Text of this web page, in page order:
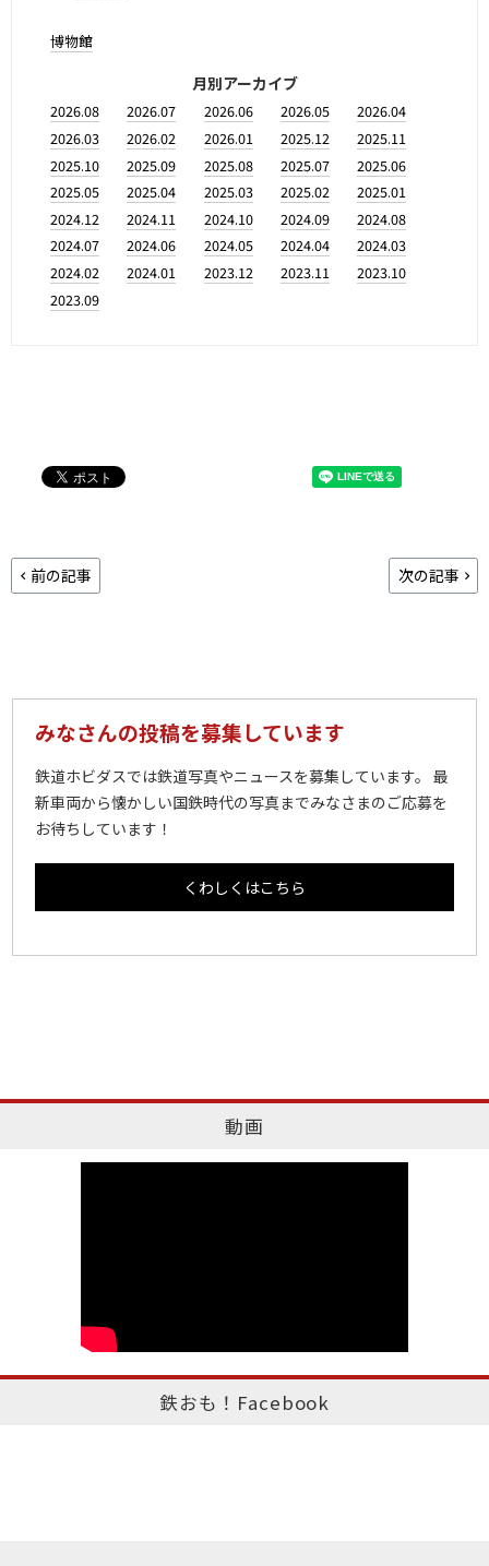
博物館
月別アーカイブ
2026.08 2026.07 2026.06 2026.05
2026.04
2026.03
2026.02 2026.01 2025.12
2025.11
2025.10
2025.09 2025.08 2025.07
2025.06
2025.05
2025.04 2025.03 2025.02
2025.01
2024.12
2024.11 2024.10 2024.09
2024.08
2024.07
2024.06 2024.05 2024.04
2024.03
2024.02
2024.01 2023.12 2023.11
2023.10
2023.09
前の記事 次の記事
みなさんの投稿を募集しています
鉄道ホビダスでは鉄道写真やニュースを募集しています。 最
新車両から懐かしい国鉄時代の写真までみなさまのご応募を
お待ちしています！
くわしくはこちら
動画
鉄おも！Facebook